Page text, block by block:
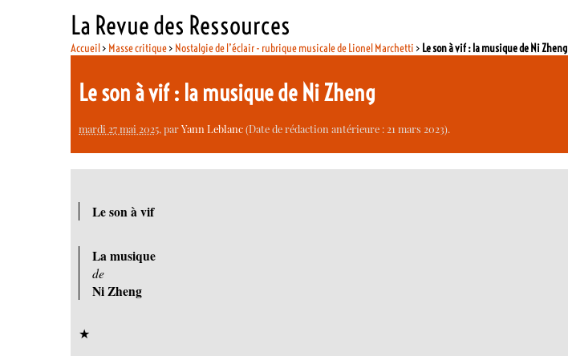
La Revue des Ressources
Accueil> Masse critique> Nostalgie de l’éclair - rubrique musicale de Lionel Marchetti > Le son à vif : la musique de Ni Zheng
Le son à vif : la musique de Ni Zheng
mardi 27 mai 2025, parYann Leblanc(Date de rédaction antérieure : 21 mars 2023).
Le son à vif
La musique
de
Ni Zheng
★